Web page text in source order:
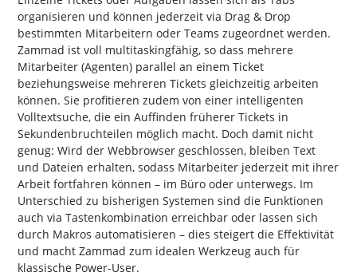
organisieren und können jederzeit via Drag & Drop
bestimmten Mitarbeitern oder Teams zugeordnet werden.
Zammad ist voll multitaskingfähig, so dass mehrere
Mitarbeiter (Agenten) parallel an einem Ticket
beziehungsweise mehreren Tickets gleichzeitig arbeiten
können. Sie profitieren zudem von einer intelligenten
Volltextsuche, die ein Auffinden früherer Tickets in
Sekundenbruchteilen möglich macht. Doch damit nicht
genug: Wird der Webbrowser geschlossen, bleiben Text
und Dateien erhalten, sodass Mitarbeiter jederzeit mit ihrer
Arbeit fortfahren können – im Büro oder unterwegs. Im
Unterschied zu bisherigen Systemen sind die Funktionen
auch via Tastenkombination erreichbar oder lassen sich
durch Makros automatisieren – dies steigert die Effektivität
und macht Zammad zum idealen Werkzeug auch für
klassische Power-User.